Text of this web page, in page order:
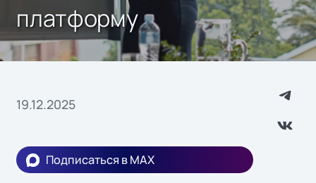
платформу
19.12.2025
Подписаться в MAX